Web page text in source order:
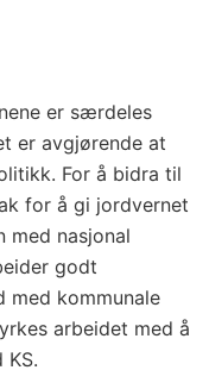
er særdeles
er avgjørende at
For å bidra til
for å gi jordvernet
med nasjonal
godt
med kommunale
arbeidet med å
KS.